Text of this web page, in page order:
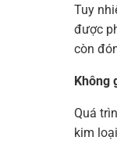
Tuy
được
còn
Không
Quá
kim